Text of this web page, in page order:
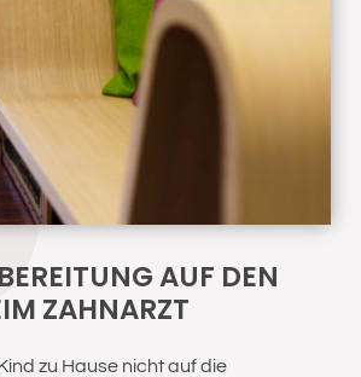
AUF DEN
ZAHNARZT
zu Hause nicht auf die